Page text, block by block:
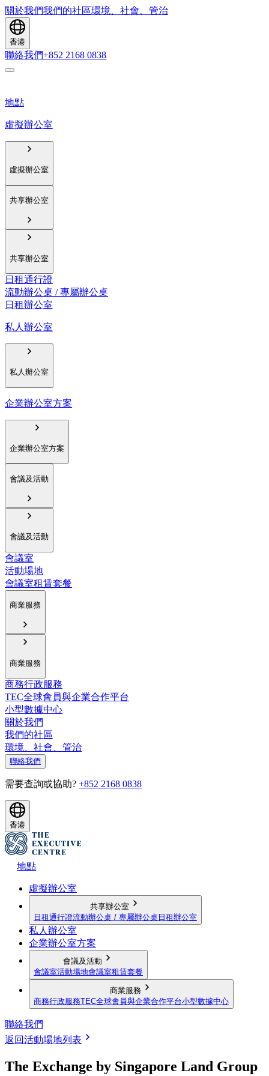
關於我們我們的社區環境、社會、管治
香港
聯絡我們+852 2168 0838
地點
虛擬辦公室
虛擬辦公室
共享辦公室
共享辦公室
日租通行證
流動辦公桌 / 專屬辦公桌
日租辦公室
私人辦公室
私人辦公室
企業辦公室方案
企業辦公室方案
會議及活動
會議及活動
會議室
活動場地
會議室租賃套餐
商業服務
商業服務
商務行政服務
TEC全球會員與企業合作平台
小型數據中心
關於我們
我們的社區
環境、社會、管治
聯絡我們
需要查詢或協助? +852 2168 0838
香港
地點
虛擬辦公室
共享辦公室
日租通行證流動辦公桌 / 專屬辦公桌 日租辦公室
私人辦公室
企業辦公室方案
會議及活動
會議室活動場地會議室租賃套餐
商業服務
商務行政服務TEC全球會員與企業合作平台小型數據中心
聯絡我們
返回活動場地列表
The Exchange by Singapore Land Group